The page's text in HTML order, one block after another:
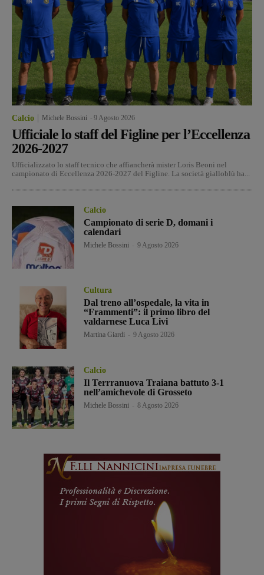
Calcio Michele Bossini 9 Agosto 2026
Ufficiale lo staff del Figline per l’Eccellenza
2026-2027
Ufficializzato lo staff tecnico che affiancherà mister Loris Beoni nel
campionato di Eccellenza 2026-2027 del Figline. La società gialloblù ha...
Calcio
Campionato di serie D, domani i
calendari
Michele Bossini 9 Agosto 2026
Cultura
Dal treno all’ospedale, la vita in
“Frammenti”: il primo libro del
valdarnese Luca Livi
Martina Giardi 9 Agosto 2026
Calcio
Il Terrranuova Traiana battuto 3-1
nell’amichevole di Grosseto
Michele Bossini 8 Agosto 2026